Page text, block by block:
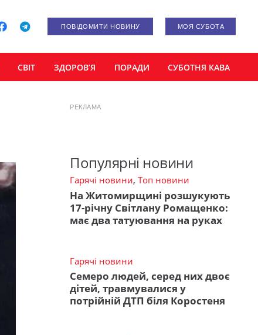
ПОВІДОМИТИ НОВИНУ МОЯ СУБОТА
СВІТ ЗДОРОВ’Я ПОРАДИ СУБОТНЯ КАВА
РЕКЛАМА
Популярні новини
Гарячі новини, Топ новини
На Житомирщині розшукують
17-річну Світлану Ромащенко:
має два татуювання на руках
Гарячі новини
Семеро людей, серед них двоє
дітей, травмувалися у
потрійній ДТП біля Коростеня